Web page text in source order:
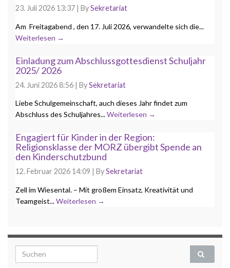
23. Juli 2026 13:37 BySekretariat
Am Freitagabend , den 17. Juli 2026, verwandelte sich die...
Weiterlesen →
Einladung zum Abschlussgottesdienst Schuljahr
2025/ 2026
24. Juni 2026 8:56 | BySekretariat
Liebe Schulgemeinschaft, auch dieses Jahr findet zum
Abschluss des Schuljahres...Weiterlesen →
Engagiert für Kinder in der Region:
Religionsklasse der MORZ übergibt Spende an
den Kinderschutzbund
12. Februar 2026 14:09 | BySekretariat
Zell im Wiesental. – Mit großem Einsatz, Kreativität und
Teamgeist...Weiterlesen →
Search for: